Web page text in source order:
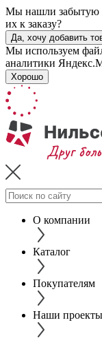
Мы нашли забытую
их к заказу?
Да, хочу добавить
Мы используем
аналитики
Хорошо
О компании
Каталог
Покупателям
Наши проекты